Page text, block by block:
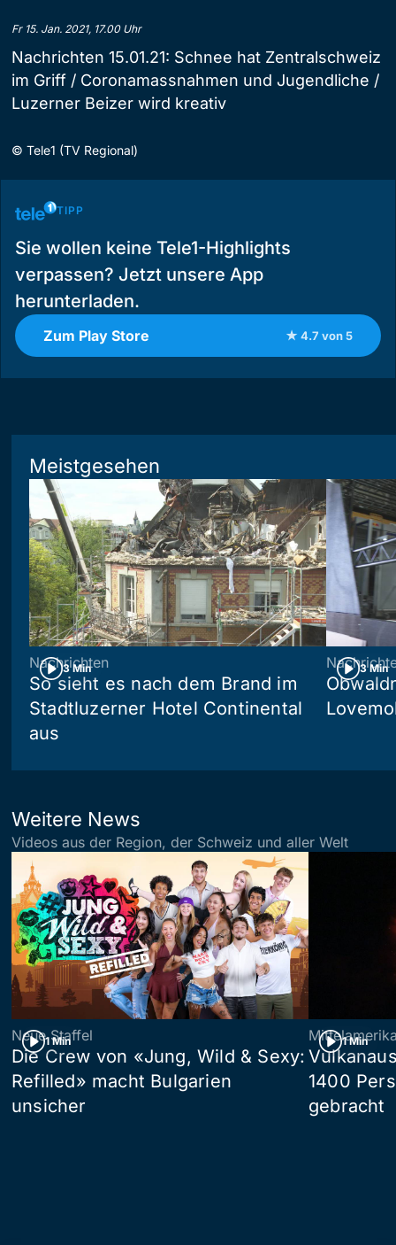
Fr 15. Jan. 2021, 17.00 Uhr
Nachrichten 15.01.21: Schnee hat Zentralschweiz
im Griff / Coronamassnahmen und Jugendliche /
Luzerner Beizer wird kreativ
© Tele1 (TV Regional)
TIPP
Sie wollen keine Tele1-Highlights
verpassen? Jetzt unsere App
herunterladen.
Zum Play Store ★ 4.7 von 5
Meistgesehen
3 Min
Nachrichten
So sieht es nach dem Brand im
Stadtluzerner Hotel Continental
aus
3 Min
Weitere News
Videos aus der Region, der Schweiz und aller Welt
1 Min
Neue Staffel
Die Crew von «Jung, Wild & Sexy:
Refilled» macht Bulgarien
unsicher
1 Min
1400
gebracht